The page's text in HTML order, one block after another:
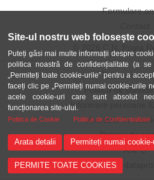
Site-ul nostru web folosește
Puteți găsi mai multe informații despre
politica noastră de confidențialitate (a
„Permiteți toate cookie-urile” pentru a
faceți clic pe „Permiteți numai cookie-urile
acele cookie-uri care sunt absolut
funcționarea site-ului.
Politica de Cookie Politica de Confidentialitate
Arata detalii Permiteți numai
PERMITE TOATE COOKIES
Formulare
Termeni și
Politica de
Informare persoane
Avertizor în
Politica de
ANPC
ANSPDCP-